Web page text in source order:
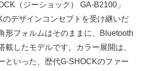
（ジーショック） GA-B2100」
のデザインコンセプトを受け継いだ
形フォルムはそのままに、Bluetooth
載したモデルです。カラー展開は、
といった、歴代G-SHOCKのファー